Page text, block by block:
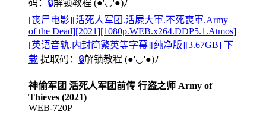
码： 🔒解锁教程 (●'◡'●)ﾉ
[丧尸电影][活死人军团.活屍大軍.不死喪軍.Army
of the Dead][2021][1080p.WEB.x264.DDP5.1.Atmos]
[英语音轨.内封简繁英等字幕][纯净版][3.67GB] 下
载 提取码： 🔒解锁教程 (●'◡'●)ﾉ
神偷军团 活死人军团前传 行盗之师 Army of
Thieves (2021)
WEB-720P